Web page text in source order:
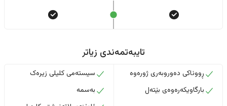
تایبەتمەندی زیاتر
ڕووناکی دەوروبەری ژورەوە
بارگاویکەرەوەی بێتەل
سیستەمی کلیلی زیرەک
بەسمە